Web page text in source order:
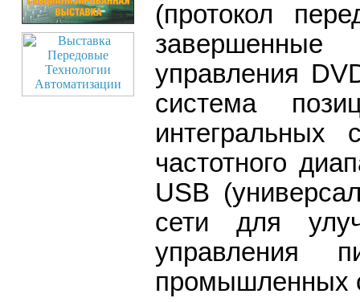
(протокол
управления
система
интегральных
частотного
USB
сети для
управления
промышленных